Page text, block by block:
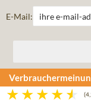
E-Mail: